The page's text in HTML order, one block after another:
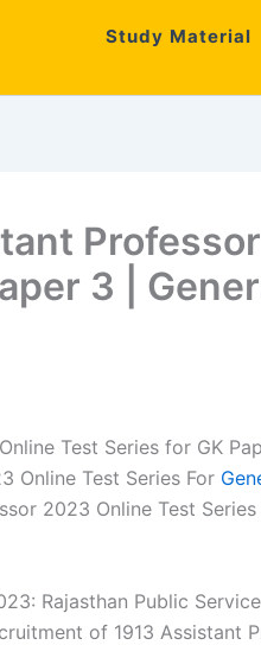
Study Material
3 |
Test Series for GK
Online Test Series For
2023 Online Test
Rajasthan Public
of 1913 Assistant